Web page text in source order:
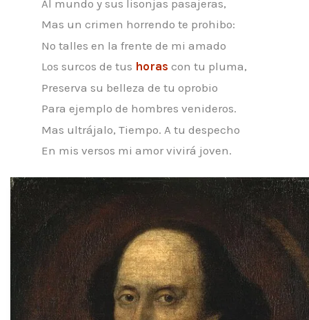
Al mundo y sus lisonjas pasajeras,
Mas un crimen horrendo te prohibo:
No talles en la frente de mi amado
Los surcos de tus horas con tu pluma,
Preserva su belleza de tu oprobio
Para ejemplo de hombres venideros.
Mas ultrájalo, Tiempo. A tu despecho
En mis versos mi amor vivirá joven.